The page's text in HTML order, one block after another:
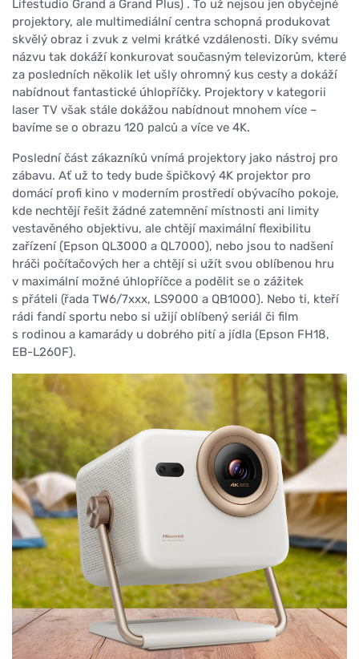
Lifestudio Grand a Grand Plus) . To už nejsou jen obyčejné
projektory, ale multimediální centra schopná produkovat
skvělý obraz i zvuk z velmi krátké vzdálenosti. Díky svému
názvu tak dokáží konkurovat současným televizorům, které
za posledních několik let ušly ohromný kus cesty a dokáží
nabídnout fantastické úhlopříčky. Projektory v kategorii
laser TV však stále dokážou nabídnout mnohem více –
bavíme se o obrazu 120 palců a více ve 4K.
Poslední část zákazníků vnímá projektory jako nástroj pro
zábavu. Ať už to tedy bude špičkový 4K projektor pro
domácí profi kino v moderním prostředí obývacího pokoje,
kde nechtějí řešit žádné zatemnění místnosti ani limity
vestavěného objektivu, ale chtějí maximální flexibilitu
zařízení (Epson QL3000 a QL7000), nebo jsou to nadšení
hráči počítačových her a chtějí si užít svou oblíbenou hru
v maximální možné úhlopříčce a podělit se o zážitek
s přáteli (řada TW6/7xxx, LS9000 a QB1000). Nebo ti, kteří
rádi fandí sportu nebo si užijí oblíbený seriál či film
s rodinou a kamarády u dobrého pití a jídla (Epson FH18,
EB-L260F).